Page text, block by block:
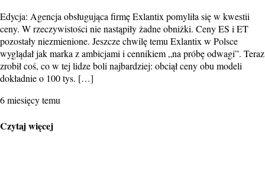
Edycja: Agencja obsługująca firmę Exlantix pomyliła się w kwestii
ceny. W rzeczywistości nie nastąpiły żadne obniżki. Ceny ES i ET
pozostały niezmienione. Jeszcze chwilę temu Exlantix w Polsce
wyglądał jak marka z ambicjami i cennikiem „na próbę odwagi”. Teraz
zrobił coś, co w tej lidze boli najbardziej: obciął ceny obu modeli
dokładnie o 100 tys. […]
6 miesięcy temu
Czytaj więcej